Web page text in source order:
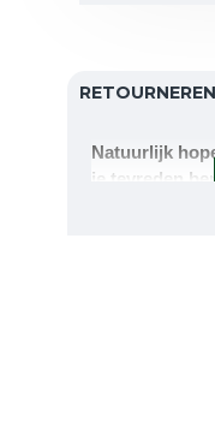
RETOURNEREN
Natuurlijk
je tevreden